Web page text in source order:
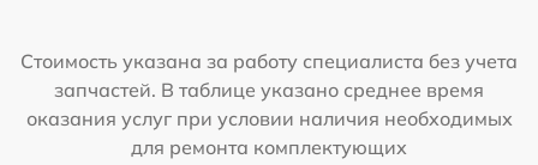
Стоимость указана за работу специалиста без учета
запчастей. В таблице указано среднее время
оказания услуг при условии наличия необходимых
для ремонта комплектующих